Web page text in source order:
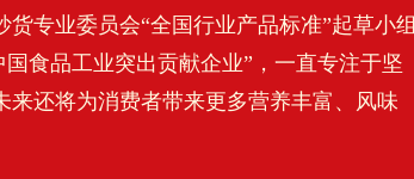
专业委员会“全国行业产品标准”起草小组
食品工业突出贡献企业”，一直专注于坚
还将为消费者带来更多营养丰富、风味